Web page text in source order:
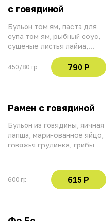
с говядиной
Бульон том ям, паста для
супа том ям, рыбный соус,
сушеные листья лайма,
вешенки, говядина, томаты
черри, репчатый лук, перец
чили, кинза, масло том ям,
лемонграсс, корень имбиря
450/80 гр 790 Р
Рамен с говядиной
Бульон из говядины, яичная
лапша, маринованное яйцо,
говяжья грудинка, грибы
масло, зеленый лук, лук
порей, арахис, кунжут
600 гр 615 Р